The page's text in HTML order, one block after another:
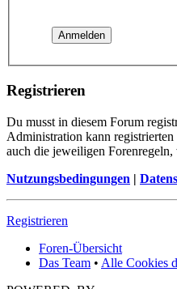
Registrieren
Du musst in diesem Forum
Administration kann
auch die jeweiligen
Nutzungsbedingungen |
Registrieren
Foren-Übersicht
Das Team • Alle Cookies